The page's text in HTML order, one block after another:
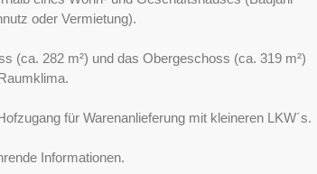
oder Vermietung).
(ca. 282 m²) und das Obergeschoss (ca. 319 m²)
für Warenanlieferung mit kleineren LKW´s.
Informationen.